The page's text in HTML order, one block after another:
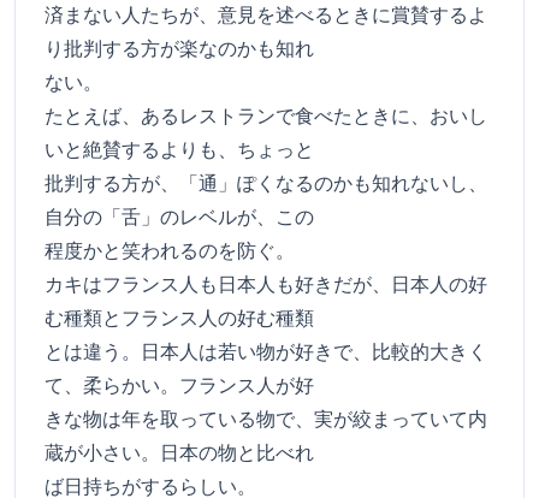
済まない人たちが、意見を述べるときに賞賛するよ
り批判する方が楽なのかも知れ
ない。
たとえば、あるレストランで食べたときに、おいし
いと絶賛するよりも、ちょっと
批判する方が、「通」ぽくなるのかも知れないし、
自分の「舌」のレベルが、この
程度かと笑われるのを防ぐ。
カキはフランス人も日本人も好きだが、日本人の好
む種類とフランス人の好む種類
とは違う。日本人は若い物が好きで、比較的大きく
て、柔らかい。フランス人が好
きな物は年を取っている物で、実が絞まっていて内
蔵が小さい。日本の物と比べれ
ば日持ちがするらしい。